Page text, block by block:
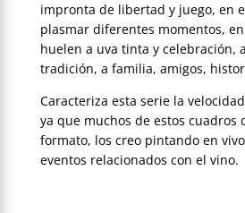
impronta de libertad y juego, en
plasmar diferentes momentos,
huelen a uva tinta y celebración,
tradición, a familia, amigos,
Caracteriza esta serie la
ya que muchos de estos cuadros
formato, los creo pintando en
eventos relacionados con el vino.